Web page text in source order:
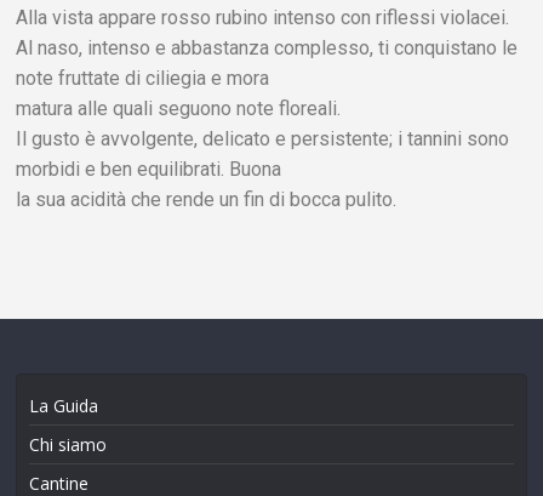
Alla vista appare rosso rubino intenso con riflessi violacei.
Al naso, intenso e abbastanza complesso, ti conquistano le
note fruttate di ciliegia e mora
matura alle quali seguono note floreali.
Il gusto è avvolgente, delicato e persistente; i tannini sono
morbidi e ben equilibrati. Buona
la sua acidità che rende un fin di bocca pulito.
La Guida
Chi siamo
Cantine